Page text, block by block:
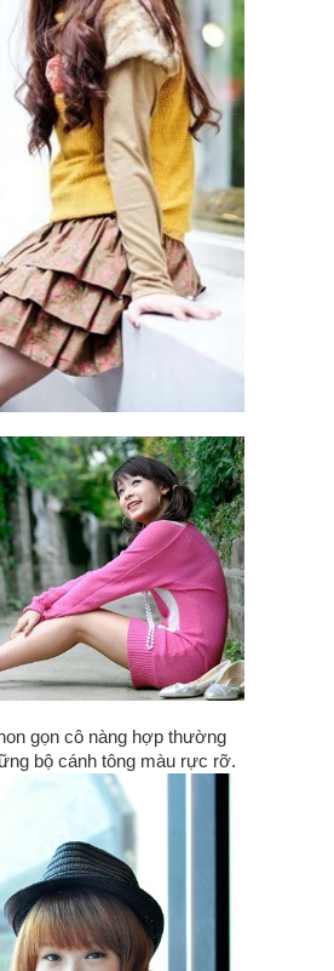
gọn cô nàng hợp thường
bộ cánh tông màu rực rỡ.